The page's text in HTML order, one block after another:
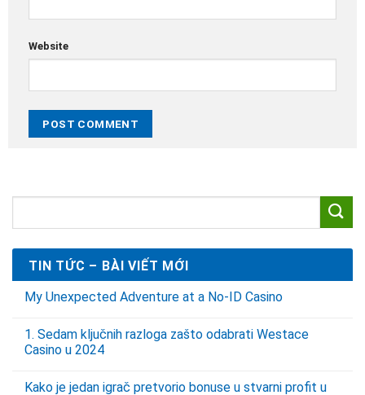
Website
TIN TỨC – BÀI VIẾT MỚI
My Unexpected Adventure at a No‑ID Casino
1. Sedam ključnih razloga zašto odabrati Westace
Casino u 2024
Kako je jedan igrač pretvorio bonuse u stvarni profit u